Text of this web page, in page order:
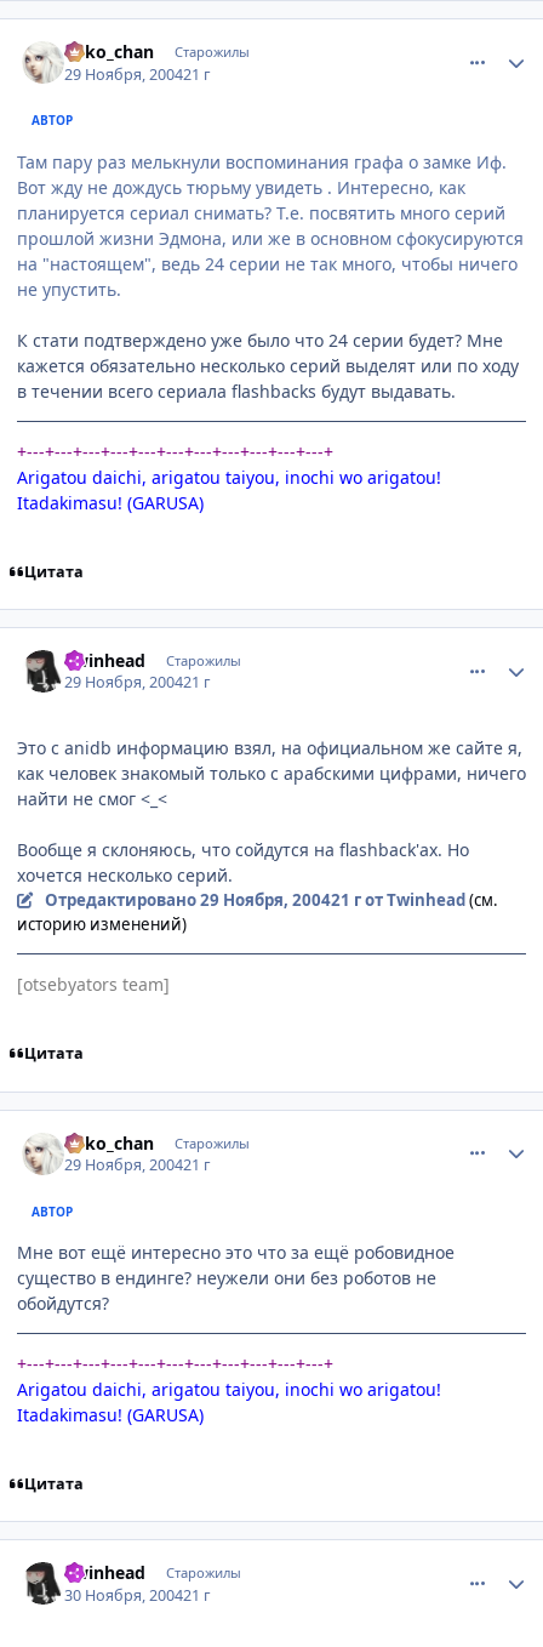
neko_chan Старожилы
29 Ноября, 200421 г
АВТОР
Там пару раз мелькнули воспоминания графа о замке Иф.
Вот жду не дождусь тюрьму увидеть . Интересно, как
планируется сериал снимать? Т.е. посвятить много серий
прошлой жизни Эдмона, или же в основном сфокусируются
на "настоящем", ведь 24 серии не так много, чтобы ничего
не упустить.
К стати подтверждено уже было что 24 серии будет? Мне
кажется обязательно несколько серий выделят или по ходу
в течении всего сериала flashbacks будут выдавать.
+---+---+---+---+---+---+---+---+---+---+---+
Arigatou daichi, arigatou taiyou, inochi wo arigatou!
Itadakimasu! (GARUSA)
Цитата
Twinhead Старожилы
29 Ноября, 200421 г
Это c anidb информацию взял, на официальном же сайте я,
как человек знакомый только с арабскими цифрами, ничего
найти не смог <_<
Вообще я склоняюсь, что сойдутся на flashback'ах. Но
хочется несколько серий.
Отредактировано29 Ноября, 200421 гот Twinhead (см.
историю изменений)
[otsebyators team]
Цитата
neko_chan Старожилы
29 Ноября, 200421 г
АВТОР
Мне вот ещё интересно это что за ещё робовидное
существо в ендинге? неужели они без роботов не
обойдутся?
+---+---+---+---+---+---+---+---+---+---+---+
Arigatou daichi, arigatou taiyou, inochi wo arigatou!
Itadakimasu! (GARUSA)
Цитата
Twinhead Старожилы
30 Ноября, 200421 г